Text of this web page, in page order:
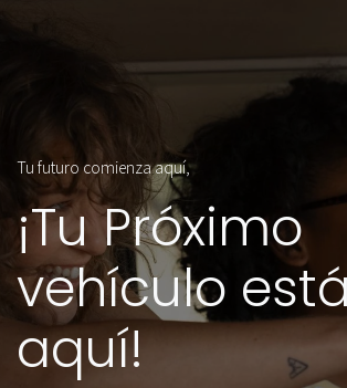
Tu futuro comienza aquí,
¡Tu Próximo
vehículo está
aquí!